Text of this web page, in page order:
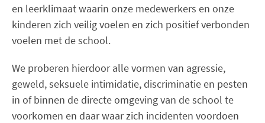
en leerklimaat waarin onze medewerkers en onze
kinderen zich veilig voelen en zich positief verbonden
voelen met de school.
We proberen hierdoor alle vormen van agressie,
geweld, seksuele intimidatie, discriminatie en pesten
in of binnen de directe omgeving van de school te
voorkomen en daar waar zich incidenten voordoen